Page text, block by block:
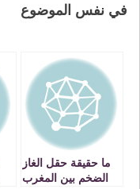
في نفس الموضوع
ما حقيقة حقل الغاز
الضخم بين المغرب